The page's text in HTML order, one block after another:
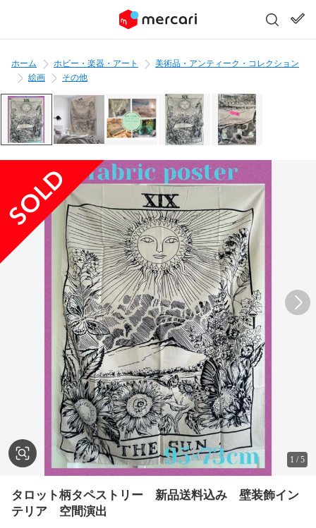
ホーム ホビー・楽器・アート
美術品・アンティーク・コレクション
絵画
その他
1 /5
タロット柄タペストリー 新品送料込み 壁装飾イン
テリア 空間演出